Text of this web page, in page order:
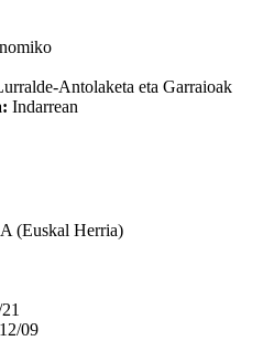
Antolaketa eta Garraioak
Indarrean
(Euskal Herria)
09